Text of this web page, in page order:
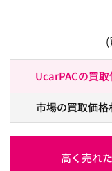
UcarPACの買
市場の買取価格
高く売れ